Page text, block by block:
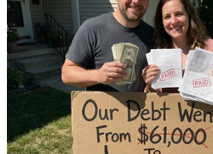
Thêm một nhóm dàn cảnh cướp giật
tại khu Tân Huê Viên sa lưới
06/08/2026 05:57
Khẩn trường khám nghiệm
hiện trường, điều tra nguyên nhân